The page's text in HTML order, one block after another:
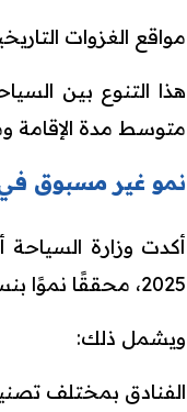
مواقع الغزوات
هذا التنوع بين
متوسط مدة الإقامة
نمو غير مسبوق
أكدت وزارة
2025، محققًا نموًا بنسبة 35% مقارنة بعام 2024.
ويشمل ذلك:
الفنادق بمختلف